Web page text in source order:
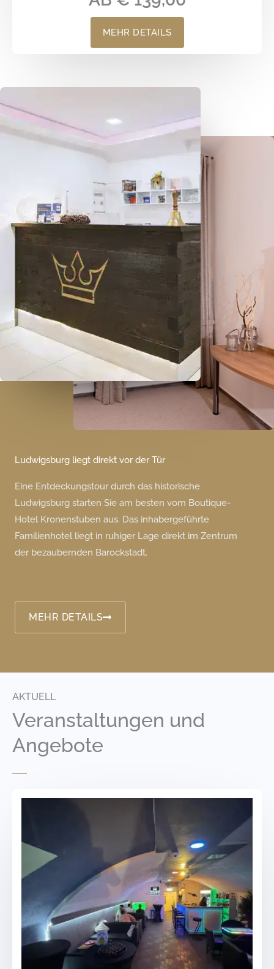
MEHR DETAILS
Ludwigsburg liegt direkt vor der Tür
Eine Entdeckungstour durch das historische
Ludwigsburg starten Sie am besten vom Boutique-
Hotel Kronenstuben aus. Das inhabergeführte
Familienhotel liegt in ruhiger Lage direkt im Zentrum
der bezaubernden Barockstadt.
MEHR DETAILS
AKTUELL
Veranstaltungen und
Angebote